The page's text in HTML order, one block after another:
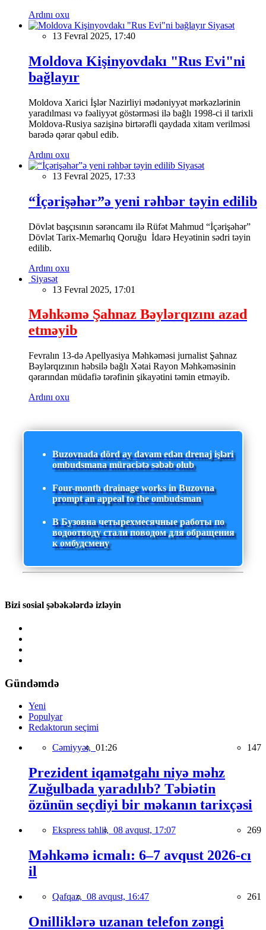
Ardını oxu
Siyasət
13 Fevral 2025, 17:40
Moldova Kişinyovdakı "Rus Evi"ni
bağlayır
Moldova Xarici İşlər Nazirliyi mədəniyyət mərkəzlərinin
yaradılması və fəaliyyət göstərməsi ilə bağlı 1998-ci il tarixli
Moldova-Rusiya sazişinə birtərəfli qaydada xitam verilməsi
barədə qərar qəbul edib.
Ardını oxu
Siyasət
13 Fevral 2025, 17:33
“İçərişəhər”ə yeni rəhbər təyin edilib
Dövlət başçısının sərəncamı ilə Rüfət Mahmud “İçərişəhər”
Dövlət Tarix-Memarlıq Qoruğu İdarə Heyətinin sədri təyin
edilib.
Ardını oxu
Siyasət
13 Fevral 2025, 17:01
Məhkəmə Şahnaz Bəylərqızını azad
etməyib
Fevralın 13-də Apellyasiya Məhkəməsi jurnalist Şahnaz
Bəylərqızının həbsilə bağlı Xətai Rayon Məhkəməsinin
qərarından müdafiə tərəfinin şikayətini təmin etməyib.
Ardını oxu
Buzovnada dörd ay davam edən drenaj işləri
ombudsmana müraciətə səbəb olub
Four-month drainage works in Buzovna
prompt an appeal to the ombudsman
В Бузовна четырехмесячные работы по
водоотводу стали поводом для обращения
к омбудсмену
Bizi sosial şəbəkələrdə izləyin
Gündəmdə
Yeni
Populyar
Redaktorun seçimi
Cəmiyyət, 01:26 147
Prezident iqamətgahı niyə məhz
Zuğulbada yaradılıb? Təbiətin
özünün seçdiyi bir məkanın tarixçəsi
Ekspress təhlil, 08 avqust, 17:07 269
Məhkəmə icmalı: 6–7 avqust 2026-cı
il
Qafqaz, 08 avqust, 16:47 261
Onilliklərə uzanan telefon zəngi